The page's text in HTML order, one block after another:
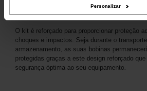
Personalizar
O kit é reforçado para proporcionar proteção
choques e impactos. Seja durante o
armazenamento, as suas bobinas
protegidas graças a este design reforçado
segurança óptima ao seu equipamento.